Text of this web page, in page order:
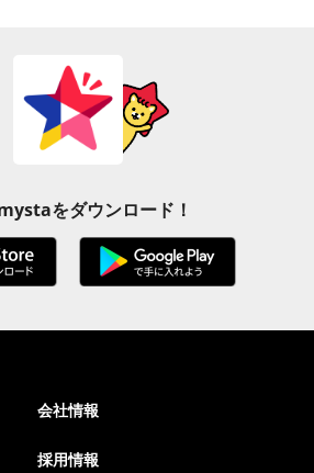
をダウンロード！
会社情報
採用情報